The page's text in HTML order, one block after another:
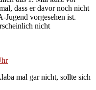
dass er davor noch nicht
Jugend vorgesehen ist.
nicht
mal gar nicht, sollte sich